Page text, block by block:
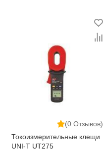
(0 Отзывов)
Токоизмерительные клещи
UNI-T UT275